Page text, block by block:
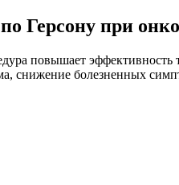
Герсону при
повышает
снижение болезненных